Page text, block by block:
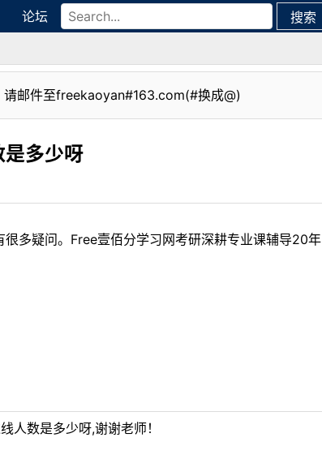
论坛 搜索
请邮件至freekaoyan#163.com(#换成@)
多少呀
多疑问。Free壹佰分学习网考研深耕专业课辅导20
人数是多少呀,谢谢老师！